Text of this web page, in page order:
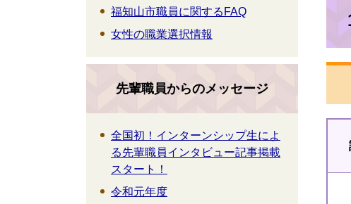
福知山市職員に関するFAQ
女性の職業選択情報
先輩職員からのメッセージ
全国初！インターンシップ生によ
る先輩職員インタビュー記事掲載
スタート！
令和元年度